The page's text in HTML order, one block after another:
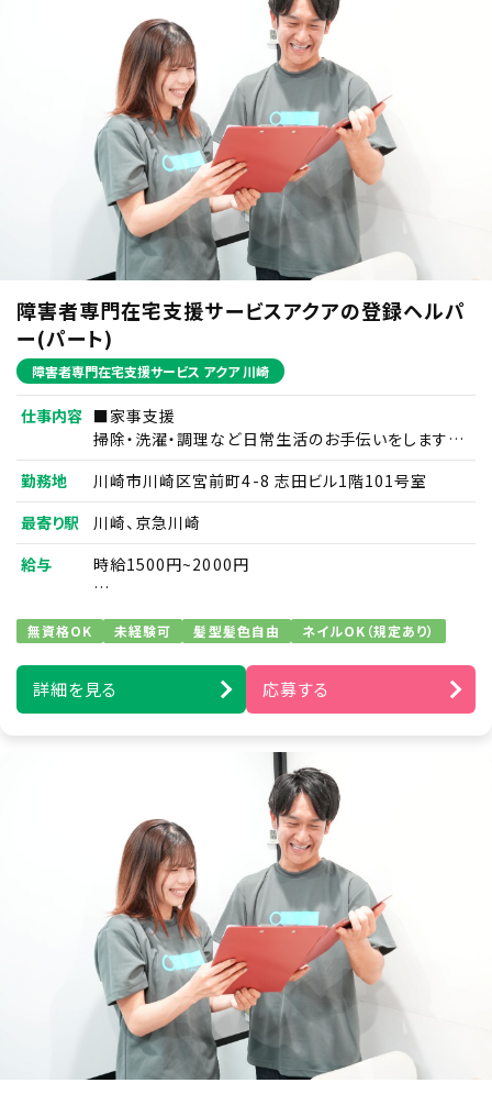
5. 個人情報の取扱い方針 (取得・利用目的、
第三者提供)
当社は、当社が展開する様々な事業活動に関して、個人情報
を各号の目的の達成に必要な範囲でのみ取得し、利用する
ものとします。また、ご本人さまに個人情報を提供いただく場
合には事前にその使用目的を明示し、ご本人さまに同意をい
ただくものとします。 当社は、特定の条件のものを除き、あら
かじめご本人さまの事前の同意を得ないで、ご本人さまの個
人情報を第三者に提供しません。 当社は、当社のグループ会
社と共同して事業活動を行う場合に必要となる、お名前並び
に職場およびご自宅の住所、電話番号、FAX番号、電子メー
ルアドレス等のご本人さまの個人情報につき、当該グループ
会社に提供することがあります。
【その他詳細】
6. 個人情報の開示等の請求、または苦情のお
申し出
当社が保有しているご本人さまの個人情報について、開示、
訂正、追加、削除、利用停止、第三者提供の停止、若しくは利
用目的の通知(以下「開示等」といいます。)を請求される場合
または苦情をお申し出になる場合は、所定の手続きに則り請
求をお願い致します。
【詳細について】
ご本人さまからの個人情報の提供、事前同意の取得等、個人
情報保護に関してご本人さまへのお願いがございます。 「個
人情報保護に関して」の取扱いに関する連絡事項がございま
す。 ウェブサイトにおけるクッキーおよびWebビーコンの利
用についての注意事項がございます。 ご本人さまが当社に
提供している個々の個人情報取扱いサイトに関するご連絡
8. 認定個人情報保護団体
なし ※個人情報保護法で規定されている、個人情報に関す
る苦情処理や情報提供を行う第三者機関。 当社の商品・サ
ービスに関する問合せ先ではございません。
9. 連絡先
個人情報の開示等の請求および苦情のお申し出を除
く、本取扱要旨に関するご質問・お問い合わせは、下
記の方法にてご連絡ください。
障害者専門在宅支援サービスアクアの登録ヘルパ
ー(パート)
障害者専門在宅支援サービス アクア 川崎
仕事内容 ■家事支援
掃除・洗濯・調理など日常生活のお手伝いをします。
例）日用品の買い物代行／薬の受け取りの代行など
■移動支援
通勤通学・サークル活動や趣味への同伴などを行い
ます。
例）ズーラシア見学／アイドルショップへの買い物同
■身体介護支援
起床から就寝の間で介助及び、ご自宅での自立を支
援します。
例）食事・入浴・排せつ介助・着替え・洗顔・歯磨きな
※重度の肢体不自由者へのサポート含む（資格保有
勤務地
川崎市川崎区宮前町4-8 志田ビル1階101号室
最寄り駅
川崎、京急川崎
給与
時給1500円~2000円
移動支援時 1,500円
在宅介護時 2,000円
重度訪問介護時1,500円
無資格OK 未経験可 髪型髪色自由 ネイルOK（規定あり）
詳細を見る 応募する